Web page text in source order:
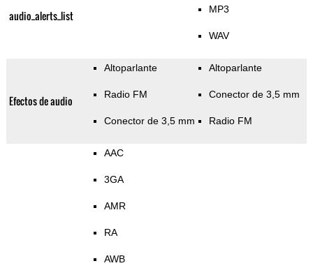
audio_alerts_list MP3
WAV
Efectos de audio
Altoparlante
Radio FM
Conector de 3,5 mm
Altoparlante
Conector de 3,5 mm
Radio FM
AAC
3GA
AMR
RA
AWB